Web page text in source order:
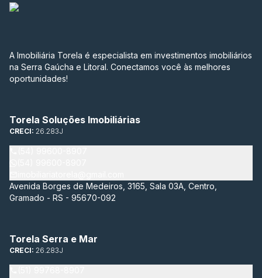
A Imobiliária Torela é especialista em investimentos imobiliários
na Serra Gaúcha e Litoral. Conectamos você às melhores
oportunidades!
Torela Soluções Imobiliárias
CRECI: 26.283J
Avenida Borges de Medeiros, 3165, Sala 03A, Centro,
Gramado - RS - 95670-092
Torela Serra e Mar
CRECI: 26.283J